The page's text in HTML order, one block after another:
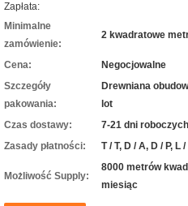
Zapłata:
Minimalne
zamówienie:
2 kwadratowe
Cena:
Negocjowalne
Szczegóły
pakowania:
Drewniana
lot
Czas dostawy:
7-21 dni roboczych
Zasady płatności:
T / T, D / A, D / P, L /
Możliwość Supply:
8000 metrów
miesiąc